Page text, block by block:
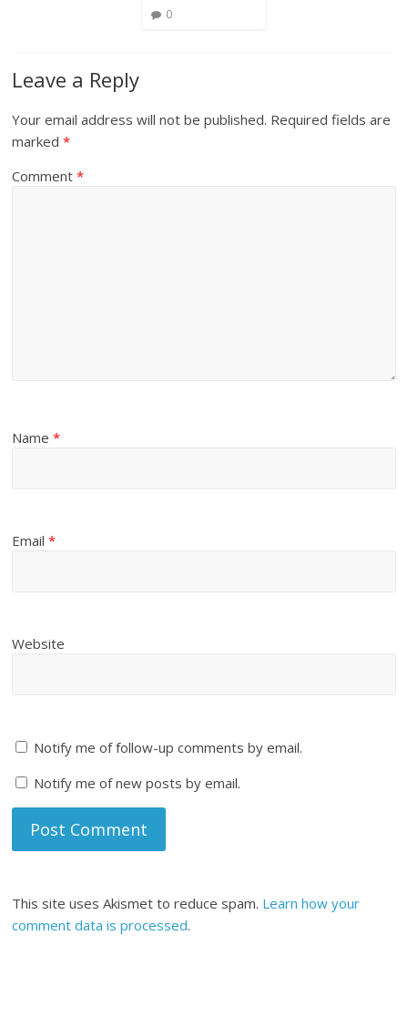
0
Leave a Reply
Your email address will not be published. Required fields are
marked*
Comment*
Name*
Email*
Website
Notify me of follow-up comments by email.
Notify me of new posts by email.
This site uses Akismet to reduce spam. Learn how your
comment data is processed.